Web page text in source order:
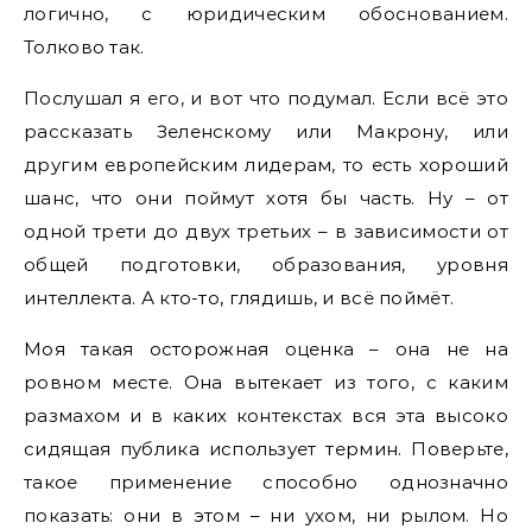
логично, с юридическим обоснованием.
Толково так.
Послушал я его, и вот что подумал. Если всё это
рассказать Зеленскому или Макрону, или
другим европейским лидерам, то есть хороший
шанс, что они поймут хотя бы часть. Ну – от
одной трети до двух третьих – в зависимости от
общей подготовки, образования, уровня
интеллекта. А кто-то, глядишь, и всё поймёт.
Моя такая осторожная оценка – она не на
ровном месте. Она вытекает из того, с каким
размахом и в каких контекстах вся эта высоко
сидящая публика использует термин. Поверьте,
такое применение способно однозначно
показать: они в этом – ни ухом, ни рылом. Но